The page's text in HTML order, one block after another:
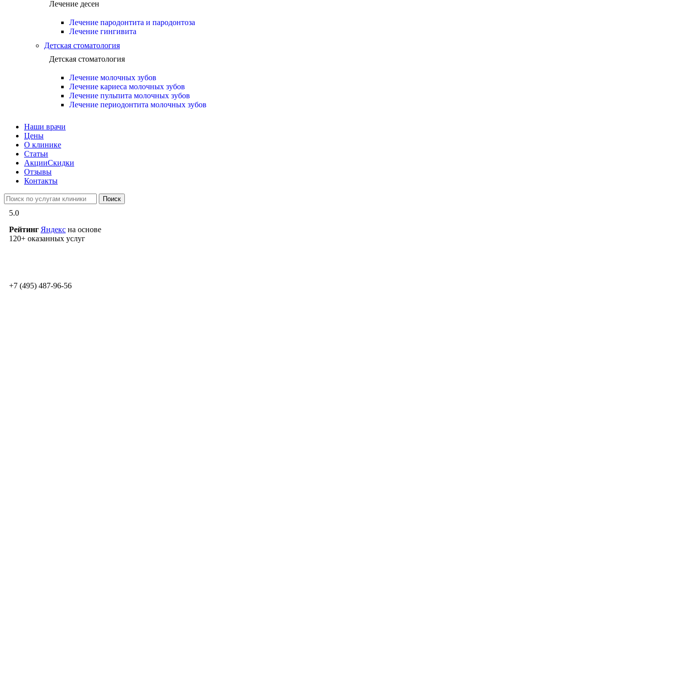
Лечение десен
Лечение пародонтита и пародонтоза
Лечение гингивита
Детская стоматология
Детская стоматология
Лечение молочных зубов
Лечение кариеса молочных зубов
Лечение пульпита молочных зубов
Лечение периодонтита молочных зубов
Наши врачи
Цены
О клинике
Статьи
АкцииСкидки
Отзывы
Контакты
Поиск
5.0
Рейтинг Яндекс на основе
120+ оказанных услуг
+7 (495) 487-96-56